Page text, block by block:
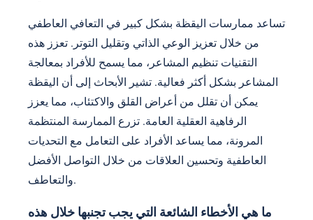
تساعد ممارسات اليقظة بشكل كبير في التعافي العاطفي
من خلال تعزيز الوعي الذاتي وتقليل التوتر. تعزز هذه
التقنيات تنظيم المشاعر، مما يسمح للأفراد بمعالجة
المشاعر بشكل أكثر فعالية. تشير الأبحاث إلى أن اليقظة
يمكن أن تقلل من أعراض القلق والاكتئاب، مما يعزز
الرفاهية العقلية العامة. تزرع الممارسة المنتظمة
المرونة، مما يساعد الأفراد على التعامل مع التحديات
العاطفية وتحسين العلاقات من خلال التواصل الأفضل
والتعاطف.
ما هي الأخطاء الشائعة التي يجب تجنبها خلال هذه